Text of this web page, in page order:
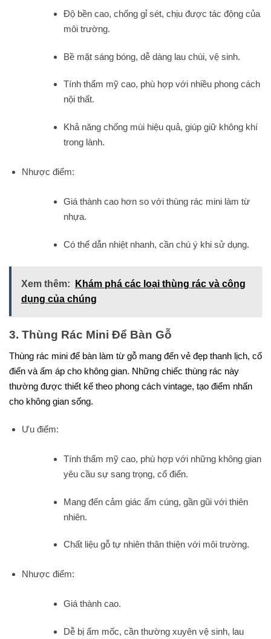
Độ bền cao, chống gỉ sét, chịu được tác động của
môi trường.
Bề mặt sáng bóng, dễ dàng lau chùi, vệ sinh.
Tính thẩm mỹ cao, phù hợp với nhiều phong cách
nội thất.
Khả năng chống mùi hiệu quả, giúp giữ không khí
trong lành.
Nhược điểm:
Giá thành cao hơn so với thùng rác mini làm từ
nhựa.
Có thể dẫn nhiệt nhanh, cần chú ý khi sử dụng.
Xem thêm:
Khám phá các loại thùng rác và công
dụng của chúng
3. Thùng Rác Mini Để Bàn Gỗ
Thùng rác mini để bàn làm từ gỗ mang đến vẻ đẹp thanh lịch, cổ
điển và ấm áp cho không gian. Những chiếc thùng rác này
thường được thiết kế theo phong cách vintage, tạo điểm nhấn
cho không gian sống.
Ưu điểm:
Tính thẩm mỹ cao, phù hợp với những không gian
yêu cầu sự sang trọng, cổ điển.
Mang đến cảm giác ấm cúng, gần gũi với thiên
nhiên.
Chất liệu gỗ tự nhiên thân thiện với môi trường.
Nhược điểm:
Giá thành cao.
Dễ bị ẩm mốc, cần thường xuyên vệ sinh, lau